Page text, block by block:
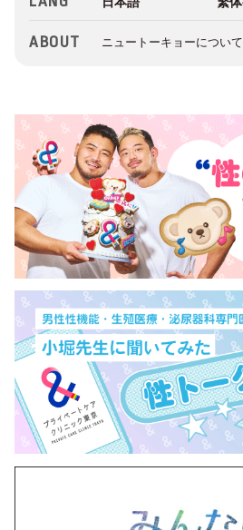
ABOUT ニュートーキョーについて